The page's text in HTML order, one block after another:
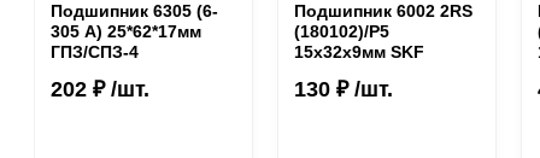
Подшипник 6305 (6-
305 А) 25*62*17мм
ГПЗ/СПЗ-4
202 ₽ /шт.
Подшипник 6002 2RS
(180102)/P5
15х32х9мм SKF
130 ₽ /шт.